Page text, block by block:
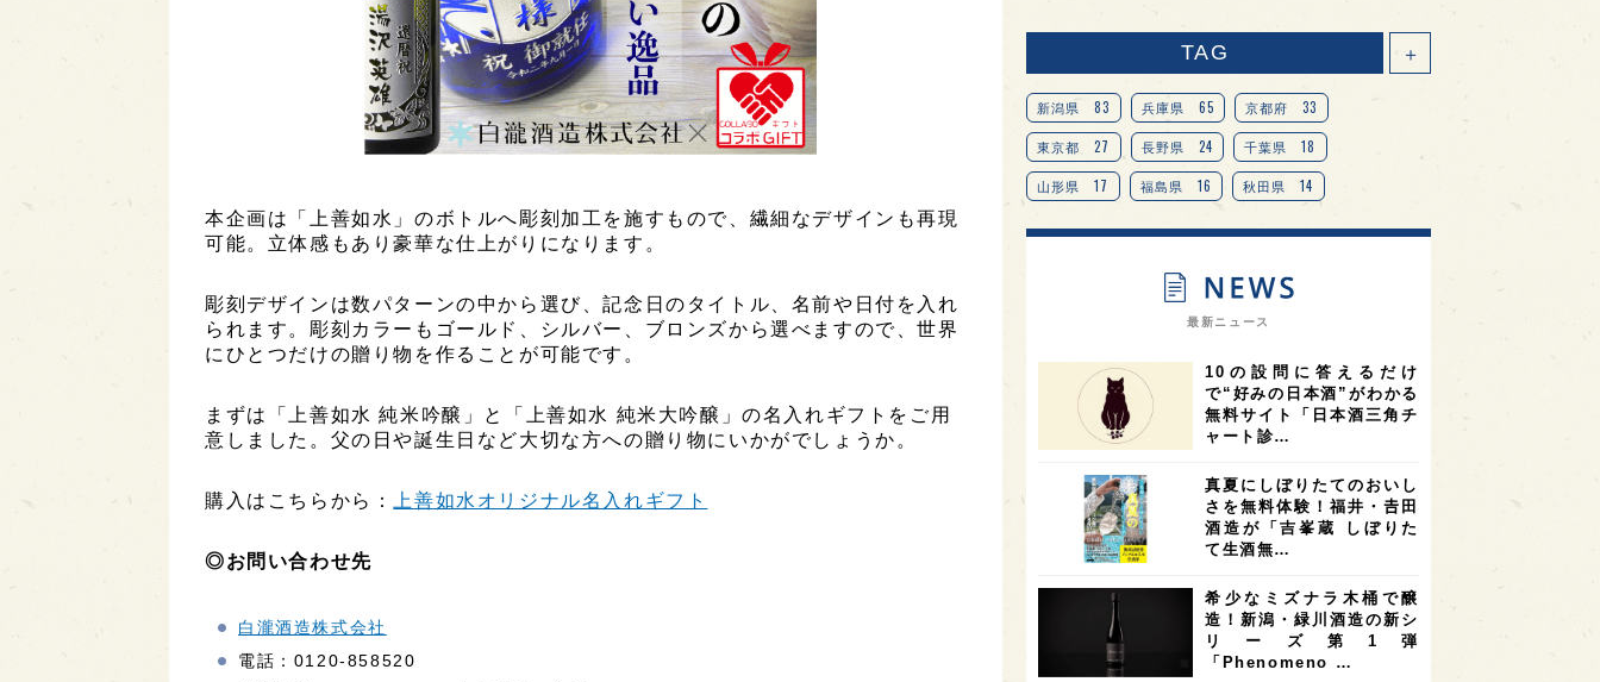
本企画は「上善如水」のボトルへ彫刻加工を施すもので、繊細なデザインも再現
可能。立体感もあり豪華な仕上がりになります。
彫刻デザインは数パターンの中から選び、記念日のタイトル、名前や日付を入れ
られます。彫刻カラーもゴールド、シルバー、ブロンズから選べますので、世界
にひとつだけの贈り物を作ることが可能です。
まずは「上善如水 純米吟醸」と「上善如水 純米大吟醸」の名入れギフトをご用
意しました。父の日や誕生日など大切な方への贈り物にいかがでしょうか。
購入はこちらから： 上善如水オリジナル名入れギフト
◎お問い合わせ先
白瀧酒造株式会社
電話：0120-858520
TAG ＋
新潟県 83 兵庫県 65 京都府 33
東京都 27 長野県 24 千葉県 18
山形県 17 福島県 16 秋田県 14
愛知県 14 宮城県 14 岐阜県 13
オピニオンリーダーの視点 9
奈良県 滋賀県 7 和歌山県 6
富山県 6 フランス 6 高知県 5 島根県 5
4 アメリカ 4 神奈川県 4
4 三重県 大阪府 3
オーストラリア 台湾 2 アジア 2
SAKEの時代を生きる 静岡県 1 長崎県
最新ニュース
10の設問に答えるだけ
で“好みの日本酒”がわかる
無料サイト「日本酒三角チ
ャート診…
真夏にしぼりたてのおいし
さを無料体験！福井・𠮷田
酒造が「吉峯蔵 しぼりた
て生酒無…
希少なミズナラ木桶で醸
造！新潟・緑川酒造の新シ
リーズ第1弾
「Phenomeno …